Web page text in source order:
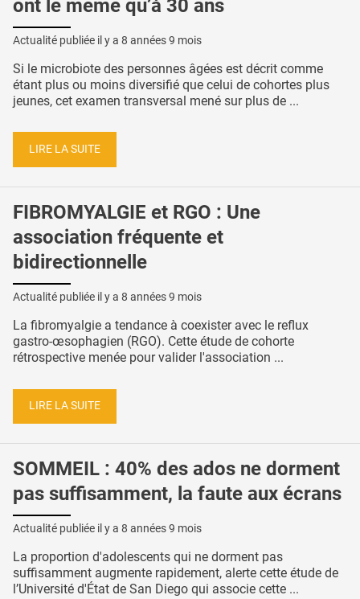
ont le même qu’à 30 ans
Actualité publiée il y a 8 années 9 mois
Si le microbiote des personnes âgées est décrit comme
étant plus ou moins diversifié que celui de cohortes plus
jeunes, cet examen transversal mené sur plus de ...
LIRE LA SUITE
FIBROMYALGIE et RGO : Une
association fréquente et
bidirectionnelle
Actualité publiée il y a 8 années 9 mois
La fibromyalgie a tendance à coexister avec le reflux
gastro-œsophagien (RGO). Cette étude de cohorte
rétrospective menée pour valider l'association ...
LIRE LA SUITE
SOMMEIL : 40% des ados ne dorment
pas suffisamment, la faute aux écrans
Actualité publiée il y a 8 années 9 mois
La proportion d'adolescents qui ne dorment pas
suffisamment augmente rapidement, alerte cette étude de
l’Université d'État de San Diego qui associe cette ...